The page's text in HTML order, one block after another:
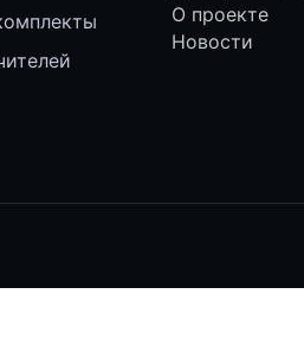
О проекте
Новости